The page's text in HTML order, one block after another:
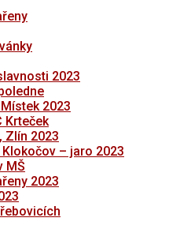
2023
2023
Krteček
Zlín 2023
– jaro 2023
MŠ
2023